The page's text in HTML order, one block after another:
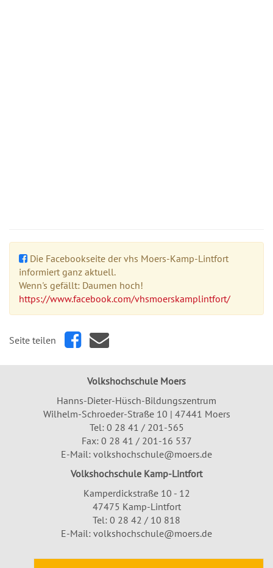
Die Facebookseite der vhs Moers-Kamp-Lintfort
informiert ganz aktuell.
Wenn's gefällt: Daumen hoch!
https://www.facebook.com/vhsmoerskamplintfort/
Seite teilen
Volkshochschule Moers
Hanns-Dieter-Hüsch-Bildungszentrum
Wilhelm-Schroeder-Straße 10 | 47441 Moers
Tel: 0 28 41 / 201-565
Fax: 0 28 41 / 201-16 537
E-Mail: volkshochschule@moers.de
Volkshochschule Kamp-Lintfort
Kamperdickstraße 10 - 12
47475 Kamp-Lintfort
Tel: 0 28 42 / 10 818
E-Mail: volkshochschule@moers.de